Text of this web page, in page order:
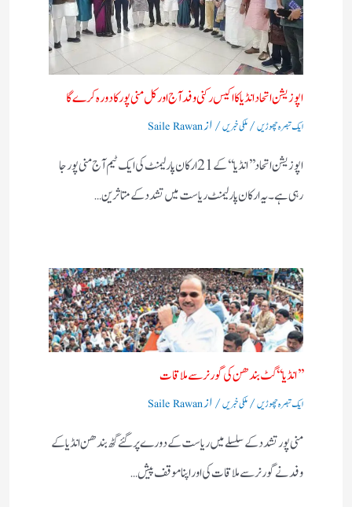
اپوزیشن اتحاد انڈیا کا اکیس رکنی وفد آج اور کل منی پور کا دورہ کرے گا
ایک تبصرہ چھوڑیں/ملکی خبریں/ ازSaile Rawan
اپوزیشن اتحاد ’’ انڈیا‘‘ کے 21 ارکان پارلیمنٹ کی ایک ٹیم آج منی پور جا
رہی ہے۔ یہ ارکان پارلیمنٹ ریاست میں تشدد کے متاثرین…
’’ انڈیا‘‘ گٹ بندھن کی گورنر سے ملاقات
ایک تبصرہ چھوڑیں/ملکی خبریں/ ازSaile Rawan
منی پور تشدد کے سلسلے میں ریاست کے دورے پر گئے گٹھ بندھن انڈیا کے
وفد نے گورنر سے ملاقات کی اور اپنا موقف پیش…